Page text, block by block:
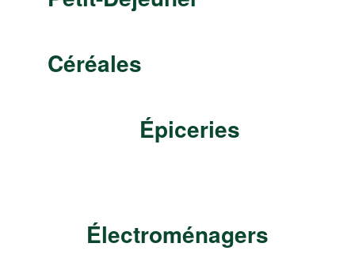
Céréales
Épiceries
Électroménagers